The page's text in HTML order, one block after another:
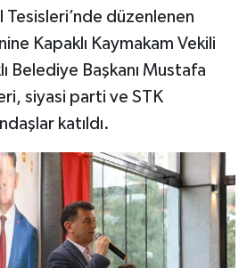
Tesisleri’nde düzenlenen
Kapaklı Kaymakam Vekili
Belediye Başkanı Mustafa
siyasi parti ve STK
katıldı.